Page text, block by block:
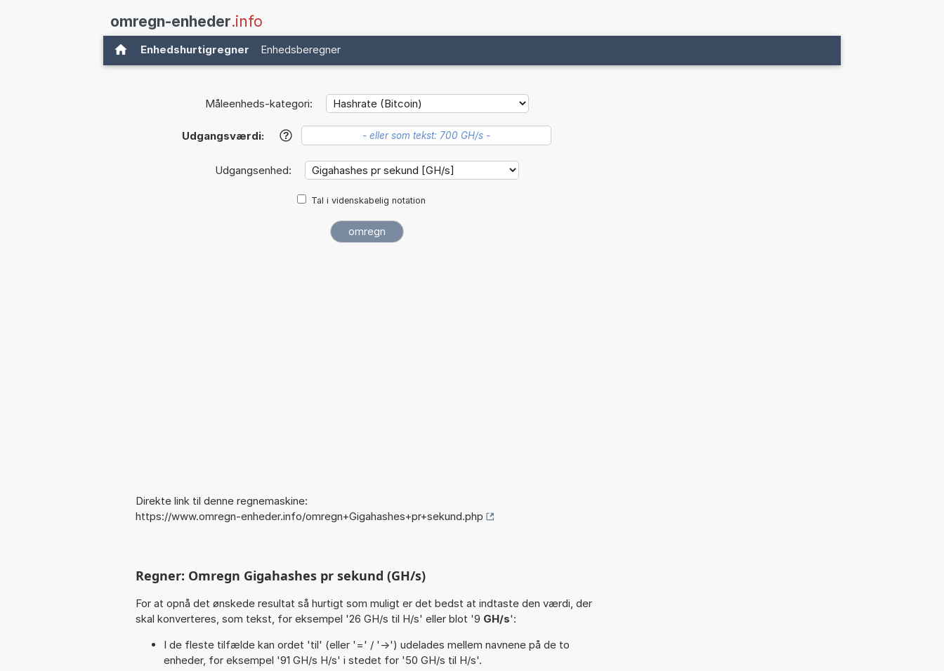
omregn-enheder.info
Enhedshurtigregner Enhedsberegner
Måleenheds-kategori:
Udgangsværdi: ?
Udgangsenhed:
Tal i videnskabelig notation
Direkte link til denne regnemaskine:
https://www.omregn-enheder.info/omregn+Gigahashes+pr+sekund.php
Regner: Omregn Gigahashes pr sekund (GH/s)
For at opnå det ønskede resultat så hurtigt som muligt er det bedst at indtaste den værdi, der
skal konverteres, som tekst, for eksempel '26 GH/s til H/s' eller blot '9 GH/s':
I de fleste tilfælde kan ordet 'til' (eller '=' / '->') udelades mellem navnene på de to
enheder, for eksempel '91 GH/s H/s' i stedet for '50 GH/s til H/s'.